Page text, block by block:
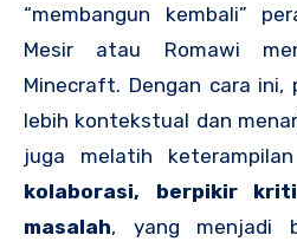
“membangun kembali”
Mesir atau Romawi
Minecraft. Dengan cara ini,
lebih kontekstual dan
juga melatih
kolaborasi, berpikir
masalah, yang menjadi